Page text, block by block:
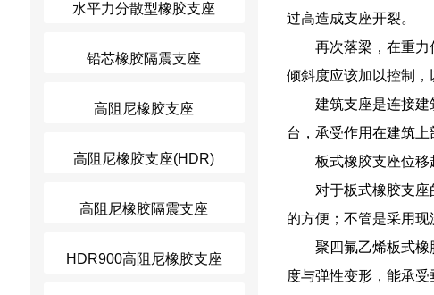
水平力分散型橡胶支座
铅芯橡胶隔震支座
高阻尼橡胶支座
高阻尼橡胶支座(HDR)
高阻尼橡胶隔震支座
HDR900高阻尼橡胶支座
过高造成支座开裂。
再次落梁，在重
倾斜度应该加以控制，
建筑支座是连接
台，承受作用在建筑上
板式橡胶支座位移
对于板式橡胶支
的方便；不管是采用
聚四氟乙烯板式橡
度与弹性变形，能承